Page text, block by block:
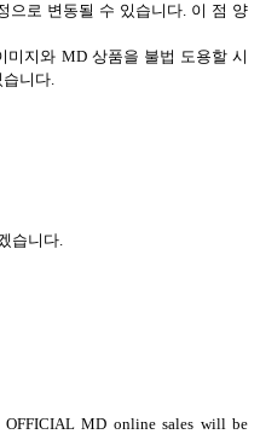
으로 변동될 수 있습니다. 이 점 양
미지와 MD 상품을 불법 도용할 시
습니다.
습니다.
OFFICIAL MD online sales will be